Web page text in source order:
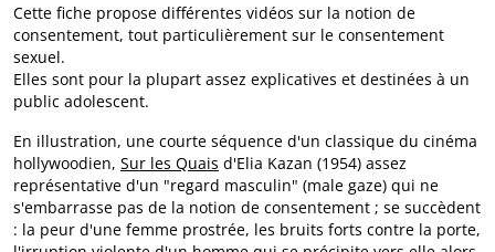
Cette fiche propose différentes vidéos sur la notion de
consentement, tout particulièrement sur le consentement
sexuel.
Elles sont pour la plupart assez explicatives et destinées à un
public adolescent.
En illustration, une courte séquence d'un classique du cinéma
hollywoodien, Sur les Quais d'Elia Kazan (1954) assez
représentative d'un "regard masculin" (male gaze) qui ne
s'embarrasse pas de la notion de consentement ; se succèdent
: la peur d'une femme prostrée, les bruits forts contre la porte,